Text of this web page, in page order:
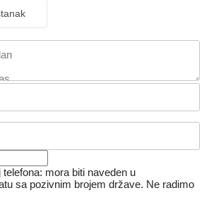
mora biti naveden u
sa pozivnim brojem države. Ne radimo